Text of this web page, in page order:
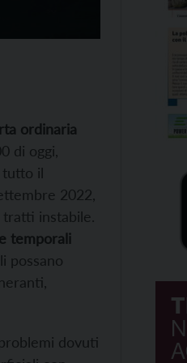
ordinaria
di oggi,
tutto il
2022,
instabile.
temporali
possano
dovuti